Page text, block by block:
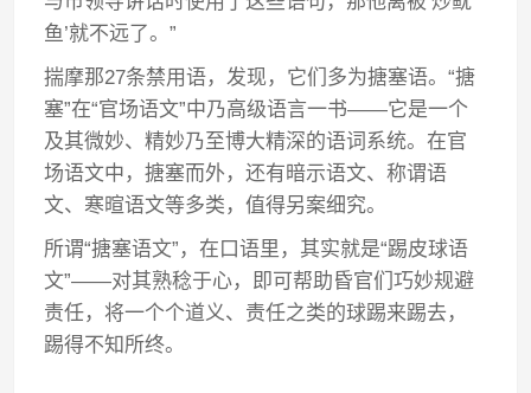
鱼’就不远了。”
揣摩那27条禁用语，发现，它们多为搪塞语。“搪
塞”在“官场语文”中乃高级语言一书——它是一个
及其微妙、精妙乃至博大精深的语词系统。在官
场语文中，搪塞而外，还有暗示语文、称谓语
文、寒暄语文等多类，值得另案细究。
所谓“搪塞语文”，在口语里，其实就是“踢皮球语
文”——对其熟稔于心，即可帮助昏官们巧妙规避
责任，将一个个道义、责任之类的球踢来踢去，
踢得不知所终。